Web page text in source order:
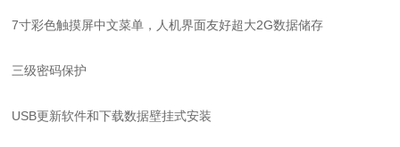
7寸彩色触摸屏中文菜单，人机界面友好超大2G数据储存
三级密码保护
USB更新软件和下载数据壁挂式安装